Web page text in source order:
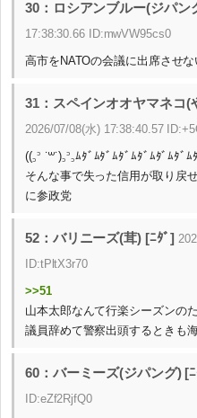
30：ロシアンブルー(ジパン
17:38:30.66 ID:mwVW95cs0
高市をNATOの会議に出席させな
31：スペインオオヤマネコ(
2026/07/08(水) 17:38:40.57
((꜆꜄ ˙꒳˙)꜆꜄꜆ﾑﾀﾞﾑﾀﾞﾑﾀﾞﾑﾀﾞﾑﾀﾞﾑﾀﾞﾑ
そんな事で失った信用が取り戻
に参政党
52：バリニーズ(茸) [ﾆﾀﾞ]
ID:tPltX3r70
>>51
山本太郎なんて行楽シーズンの
議員辞めて警察出頭するときも
60：バーミーズ(ジパング) [
ID:eZf2RjfQ0